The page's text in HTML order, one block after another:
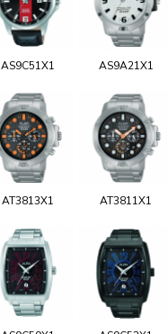
AS9C51X1 AS9A21X1
AT3813X1 AT3811X1